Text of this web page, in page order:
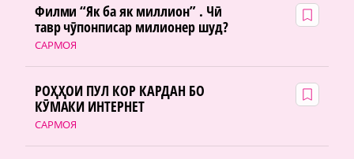
САРМОЯ
Филми “Як ба як миллион” . Чӣ
тавр чӯпонписар милионер шуд?
САРМОЯ
РОҲҲОИ ПУЛ КОР КАРДАН БО
КӮМАКИ ИНТЕРНЕТ